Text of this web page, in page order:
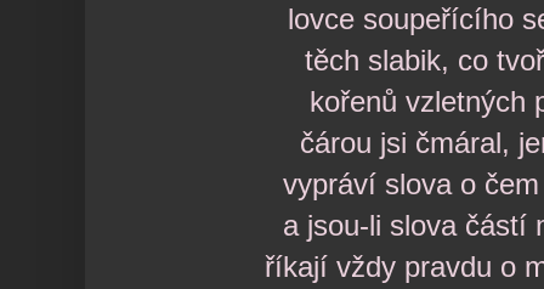
lovce soupeřícího
těch slabik, co
kořenů vzletných
čárou jsi čmáral,
vypráví slova o
a jsou-li slova částí
říkají vždy pravdu o